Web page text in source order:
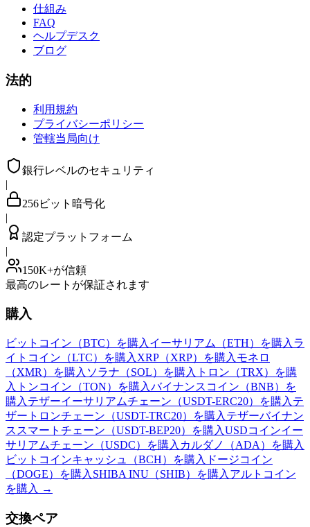
仕組み
FAQ
ヘルプデスク
ブログ
法的
利用規約
プライバシーポリシー
管轄当局向け
銀行レベルのセキュリティ
|
256ビット暗号化
|
認定プラットフォーム
|
150K+が信頼
最高のレートが保証されます
購入
ビットコイン（BTC）を購入 イーサリアム（ETH）を購入 ラ
イトコイン（LTC）を購入 XRP（XRP）を購入 モネロ
（XMR）を購入 ソラナ（SOL）を購入 トロン（TRX）を購
入 トンコイン（TON）を購入バイナンスコイン（BNB）を
購入 テザーイーサリアムチェーン（USDT-ERC20）を購入 テ
ザートロンチェーン（USDT-TRC20）を購入 テザーバイナン
ススマートチェーン（USDT-BEP20）を購入USDコインイー
サリアムチェーン（USDC）を購入 カルダノ（ADA）を購入
ビットコインキャッシュ（BCH）を購入 ドージコイン
（DOGE）を購入 SHIBA INU（SHIB）を購入 アルトコイン
を購入 →
交換ペア